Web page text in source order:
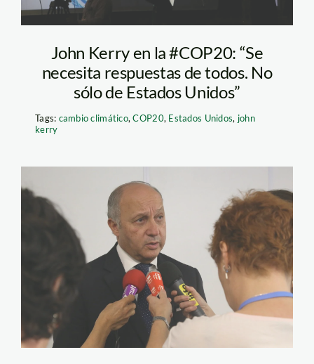
John Kerry en la #COP20: “Se
necesita respuestas de todos. No
sólo de Estados Unidos”
Tags: cambio climático,COP20, Estados Unidos, john
kerry
Laurent Fabius